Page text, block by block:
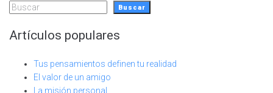
Buscar Buscar
Artículos populares
Tus pensamientos definen tu realidad
El valor de un amigo
La misión personal